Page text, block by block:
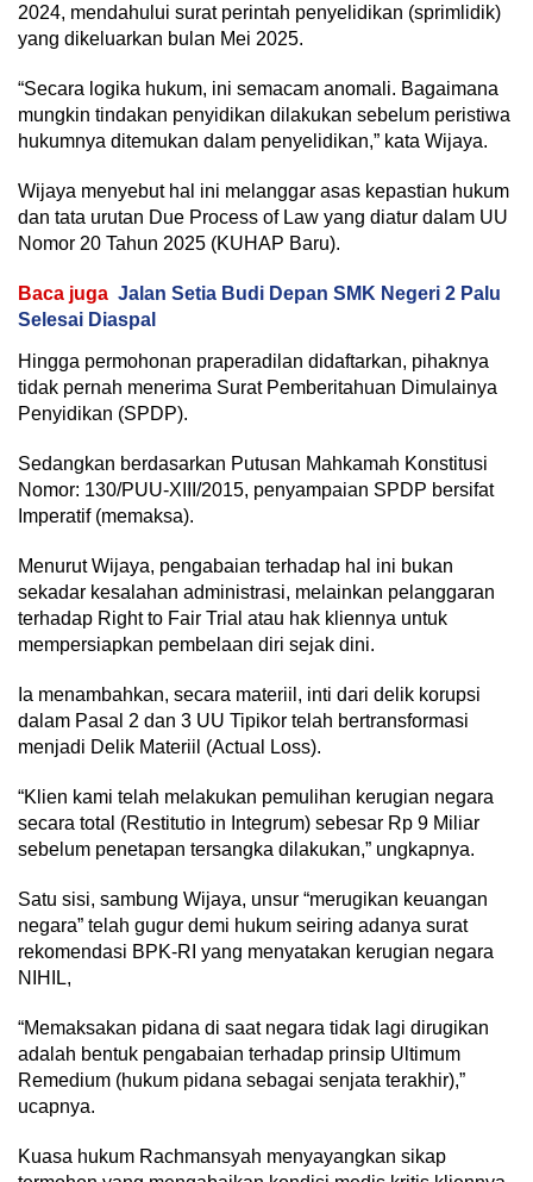
2024, mendahului surat perintah penyelidikan (sprimlidik)
yang dikeluarkan bulan Mei 2025.
“Secara logika hukum, ini semacam anomali. Bagaimana
mungkin tindakan penyidikan dilakukan sebelum peristiwa
hukumnya ditemukan dalam penyelidikan,” kata Wijaya.
Wijaya menyebut hal ini melanggar asas kepastian hukum
dan tata urutan Due Process of Law yang diatur dalam UU
Nomor 20 Tahun 2025 (KUHAP Baru).
Baca juga Jalan Setia Budi Depan SMK Negeri 2 Palu
Selesai Diaspal
Hingga permohonan praperadilan didaftarkan, pihaknya
tidak pernah menerima Surat Pemberitahuan Dimulainya
Penyidikan (SPDP).
Sedangkan berdasarkan Putusan Mahkamah Konstitusi
Nomor: 130/PUU-XIII/2015, penyampaian SPDP bersifat
Imperatif (memaksa).
Menurut Wijaya, pengabaian terhadap hal ini bukan
sekadar kesalahan administrasi, melainkan pelanggaran
terhadap Right to Fair Trial atau hak kliennya untuk
mempersiapkan pembelaan diri sejak dini.
Ia menambahkan, secara materiil, inti dari delik korupsi
dalam Pasal 2 dan 3 UU Tipikor telah bertransformasi
menjadi Delik Materiil (Actual Loss).
“Klien kami telah melakukan pemulihan kerugian negara
secara total (Restitutio in Integrum) sebesar Rp 9 Miliar
sebelum penetapan tersangka dilakukan,” ungkapnya.
Satu sisi, sambung Wijaya, unsur “merugikan keuangan
negara” telah gugur demi hukum seiring adanya surat
rekomendasi BPK-RI yang menyatakan kerugian negara
NIHIL,
“Memaksakan pidana di saat negara tidak lagi dirugikan
adalah bentuk pengabaian terhadap prinsip Ultimum
Remedium (hukum pidana sebagai senjata terakhir),”
ucapnya.
Kuasa hukum Rachmansyah menyayangkan sikap